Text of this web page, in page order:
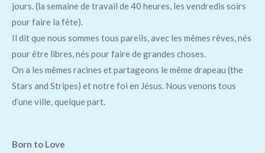
jours. (la semaine de travail de 40 heures, les vendredis soirs
pour faire la fête).
Il dit que nous sommes tous pareils, avec les mêmes rêves, nés
pour être libres, nés pour faire de grandes choses.
On a les mêmes racines et partageons le même drapeau (the
Stars and Stripes) et notre foi en Jésus. Nous venons tous
d’une ville, quelque part.
Born to Love